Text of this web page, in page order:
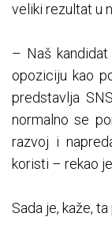
veliki rezultat u
– Naš
opoziciju kao
predstavlja
normalno se
razvoj i
koristi – rekao
Sada je, kaže,